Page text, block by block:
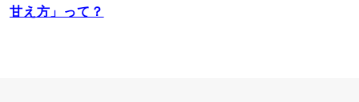
甘え方」って？